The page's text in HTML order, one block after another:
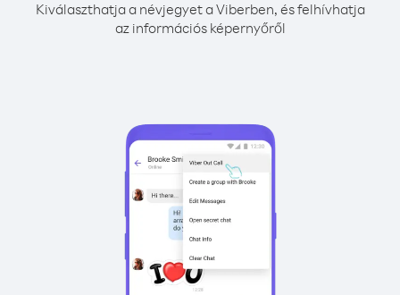
Kiválaszthatja a névjegyet a Viberben, és felhívhatja
az információs képernyőről